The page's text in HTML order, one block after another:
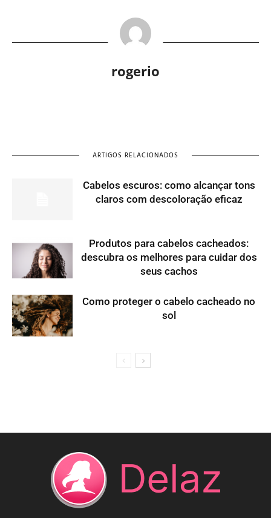
rogerio
ARTIGOS RELACIONADOS
Cabelos escuros: como alcançar tons
claros com descoloração eficaz
Produtos para cabelos cacheados:
descubra os melhores para cuidar dos
seus cachos
Como proteger o cabelo cacheado no
sol